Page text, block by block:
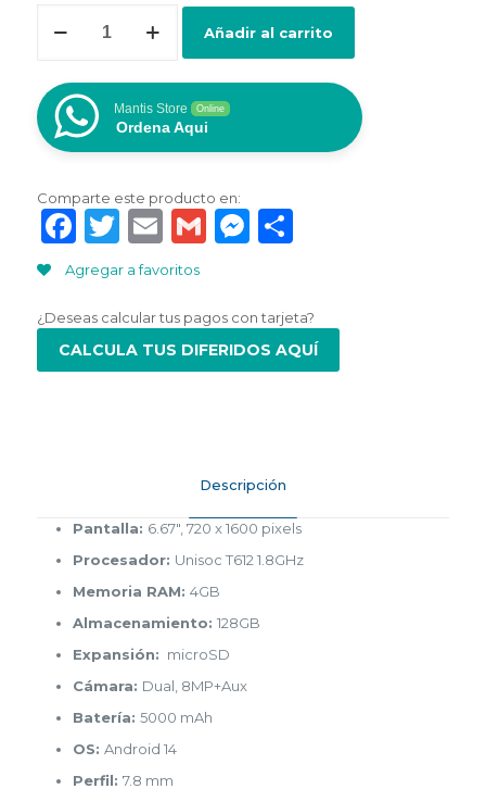
NOTE
Añadir al carrito
Mantis Store Online
Ordena Aqui
Comparte este producto en:
Facebook
Twitter
Email
GmailMessenger
Compartir
Agregar a favoritos
¿Deseas calcular tus pagos con tarjeta?
CALCULA TUS DIFERIDOS AQUÍ
Descripción
Pantalla: 6.67″, 720 x 1600 pixels
Procesador: Unisoc T612 1.8GHz
Memoria RAM:4GB
Almacenamiento:128GB
Expansión: microSD
Cámara: Dual, 8MP+Aux
Batería:5000 mAh
OS:Android 14
Perfil:7.8 mm